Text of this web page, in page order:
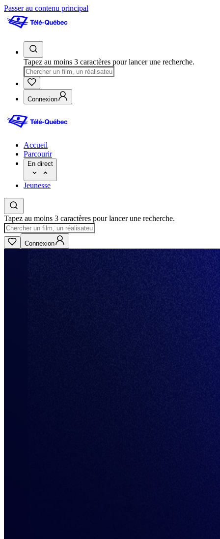
Passer au contenu principal
Tapez au moins 3 caractères pour lancer une recherche.
Connexion
Accueil
Parcourir
En direct
Jeunesse
Tapez au moins 3 caractères pour lancer une recherche.
Connexion